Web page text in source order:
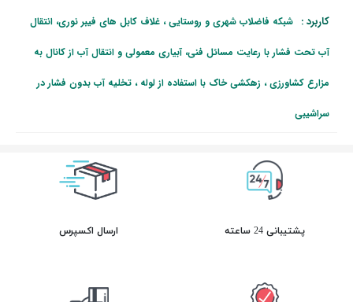
کاربرد : شبکه فاضلاب شهری و روستایی ، غلاف کابل های فیبر نوری، انتقال
آب تحت فشار با رعایت مسائل فنی، آبیاری معمولی و انتقال آب از کانال به
مزارع کشاورزی ، زهکشی خاک با استفاده از لوله ، تخلیه آب بدون فشار در
سراشیبی
پشتیبانی 24 ساعته ارسال اکسپرس